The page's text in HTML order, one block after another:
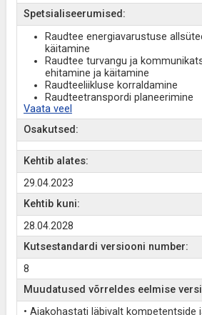
Spetsialiseerumised:
Raudtee energiavarustuse
käitamine
Raudtee turvangu ja
ehitamine ja käitamine
Raudteeliikluse korraldamine
Raudteetranspordi planeerimine
Vaata veel
Osakutsed:
Kehtib alates:
29.04.2023
Kehtib kuni:
28.04.2028
Kutsestandardi versiooni number:
8
Muudatused võrreldes eelmise
• Ajakohastati läbivalt kompetentside